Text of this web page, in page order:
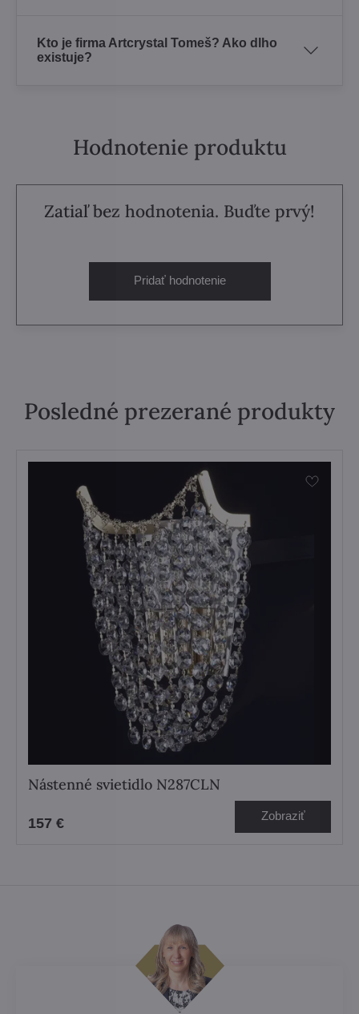
Kto je firma Artcrystal Tomeš? Ako dlho
existuje?
Hodnotenie produktu
Zatiaľ bez hodnotenia. Buďte prvý!
Pridať hodnotenie
Posledné prezerané produkty
Nástenné svietidlo N287CLN
157 € Zobraziť